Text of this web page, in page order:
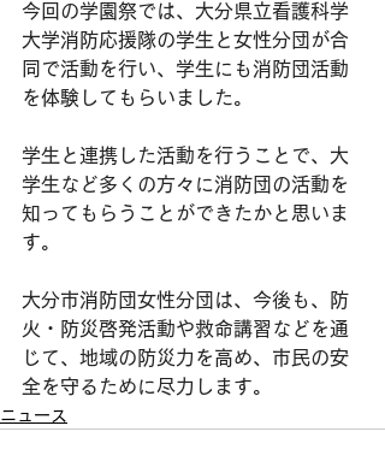
今回の学園祭では、大分県立看護科学
大学消防応援隊の学生と女性分団が合
同で活動を行い、学生にも消防団活動
を体験してもらいました。
学生と連携した活動を行うことで、大
学生など多くの方々に消防団の活動を
知ってもらうことができたかと思いま
す。
大分市消防団女性分団は、今後も、防
火・防災啓発活動や救命講習などを通
じて、地域の防災力を高め、市民の安
全を守るために尽力します。
ニュース